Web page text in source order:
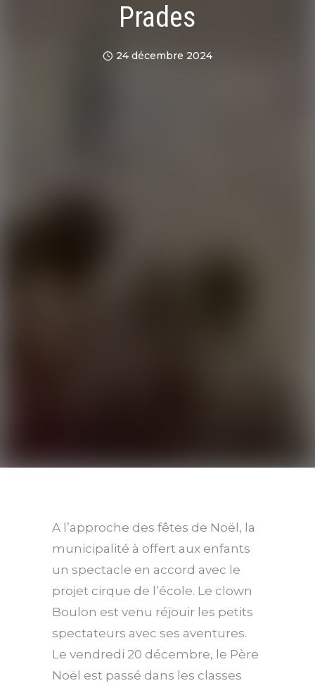
Prades
24 décembre 2024
A l’approche des fêtes de Noël, la
municipalité à offert aux enfants
un spectacle en accord avec le
projet cirque de l’école. Le clown
Boulon est venu réjouir les petits
spectateurs avec ses aventures.
Le vendredi 20 décembre, le Père
Noël est passé dans les classes